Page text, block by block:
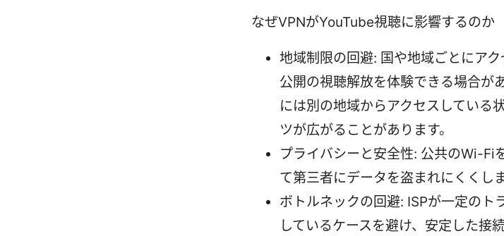
なぜVPNがYouTube視聴に影響するのか
地域制限の回避: 国や地域ごとにア
公開の視聴解放を体験できる場合が
には別の地域からアクセスしている
ツが広がることがあります。
プライバシーと安全性: 公共のWi-Fi
て第三者にデータを盗まれにくくしま
ボトルネックの回避: ISPが一定のト
しているケースを避け、安定した接